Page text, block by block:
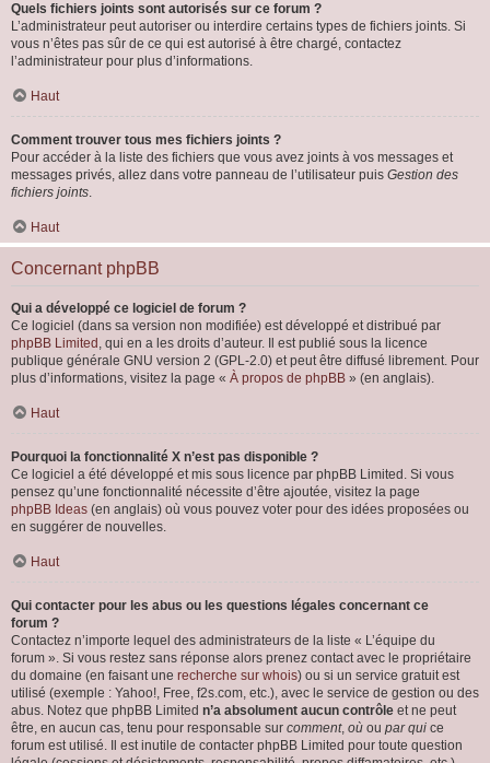
Quels fichiers joints sont autorisés sur ce forum ?
L’administrateur peut autoriser ou interdire certains types de fichiers joints. Si
vous n’êtes pas sûr de ce qui est autorisé à être chargé, contactez
l’administrateur pour plus d’informations.
Haut
Comment trouver tous mes fichiers joints ?
Pour accéder à la liste des fichiers que vous avez joints à vos messages et
messages privés, allez dans votre panneau de l’utilisateur puis Gestion des
fichiers joints.
Haut
Concernant phpBB
Qui a développé ce logiciel de forum ?
Ce logiciel (dans sa version non modifiée) est développé et distribué par
phpBB Limited , qui en a les droits d’auteur. Il est publié sous la licence
publique générale GNU version 2 (GPL-2.0) et peut être diffusé librement. Pour
plus d’informations, visitez la page « À propos de phpBB » (en anglais).
Haut
Pourquoi la fonctionnalité X n’est pas disponible ?
Ce logiciel a été développé et mis sous licence par phpBB Limited. Si vous
pensez qu’une fonctionnalité nécessite d’être ajoutée, visitez la page
phpBB Ideas (en anglais) où vous pouvez voter pour des idées proposées ou
en suggérer de nouvelles.
Haut
Qui contacter pour les abus ou les questions légales concernant ce
forum ?
Contactez n’importe lequel des administrateurs de la liste « L’équipe du
forum ». Si vous restez sans réponse alors prenez contact avec le propriétaire
du domaine (en faisant une recherche sur whois) ou si un service gratuit est
utilisé (exemple : Yahoo!, Free, f2s.com, etc.), avec le service de gestion ou des
abus. Notez que phpBB Limited n’a absolument aucun contrôle et ne peut
être, en aucun cas, tenu pour responsable sur comment, où ou par qui ce
forum est utilisé. Il est inutile de contacter phpBB Limited pour toute question